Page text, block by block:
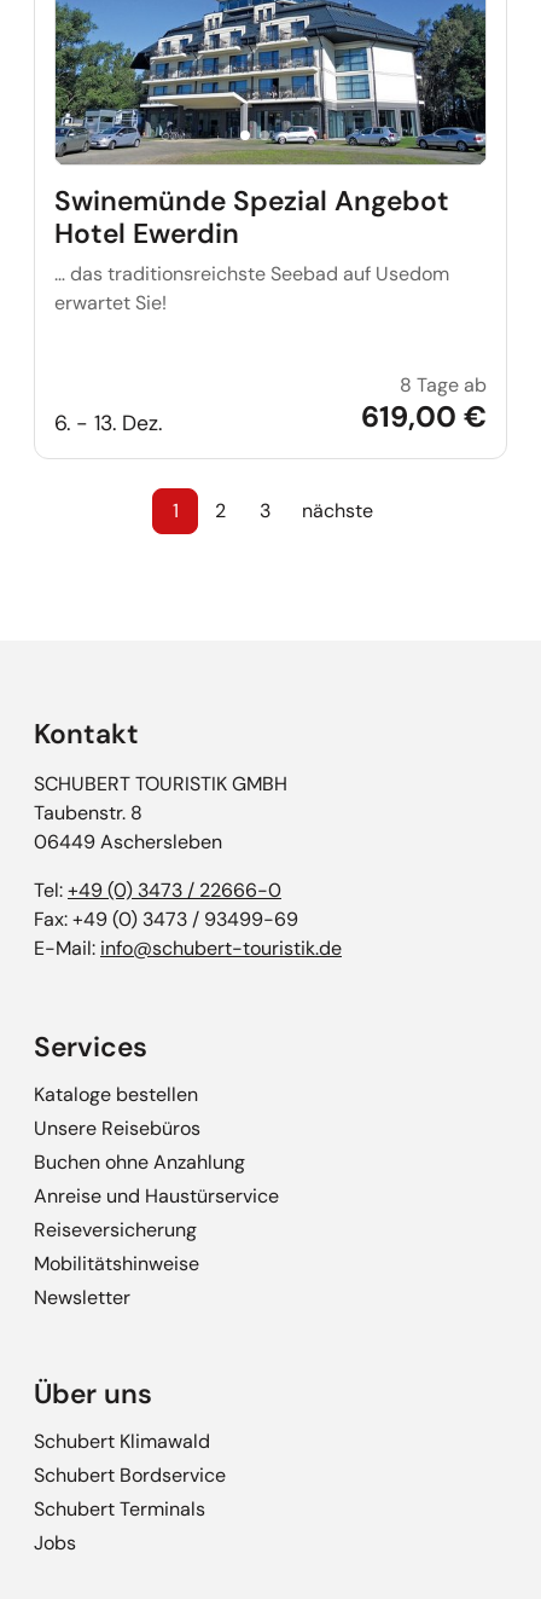
Swinemünde Spezial Angebot
Hotel Ewerdin
… das traditionsreichste Seebad auf Usedom
erwartet Sie!
6. - 13. Dez.
8 Tage ab
619,00 €
1 2 3 nächste
Kontakt
SCHUBERT TOURISTIK GMBH
Taubenstr. 8
06449 Aschersleben
Tel:+49 (0) 3473 / 22666-0
Fax: +49 (0) 3473 / 93499-69
E-Mail: info@schubert-touristik.de
Services
Kataloge bestellen
Unsere Reisebüros
Buchen ohne Anzahlung
Anreise und Haustürservice
Reiseversicherung
Mobilitätshinweise
Newsletter
Über uns
Schubert Klimawald
Schubert Bordservice
Schubert Terminals
Jobs